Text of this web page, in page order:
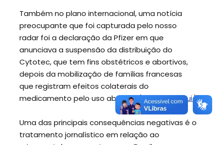
Também no plano internacional, uma notícia
preocupante que foi capturada pelo nosso
radar foi a declaração da Pfizer em que
anunciava a suspensão da distribuição do
Cytotec, que tem fins obstétricos e abortivos,
depois da mobilização de famílias francesas
que registram efeitos colaterais do
medicamento pelo uso abusivo. (Leia maisaqui.)
Uma das principais consequências negativas é o
tratamento jornalístico em relação ao